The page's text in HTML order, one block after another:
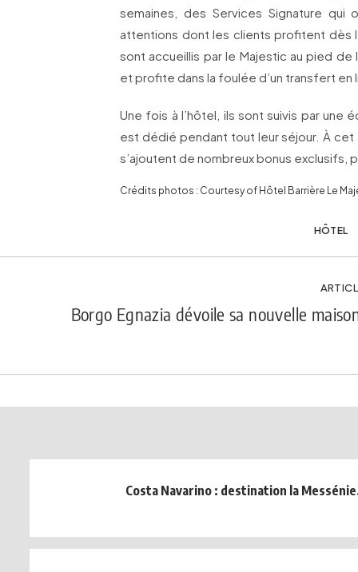
semaines, des Services Signature qui
attentions dont les clients profitent dès
sont accueillis par le Majestic au pied
et profite dans la foulée d’un transfert en
Une fois à l’hôtel, ils sont suivis par une
est dédié pendant tout leur séjour. À
s’ajoutent de nombreux bonus exclusifs,
Crédits photos : Courtesy of Hôtel Barrière Le
HÔTEL
Borgo Egnazia dévoile sa nouvelle
Costa Navarino : destination la